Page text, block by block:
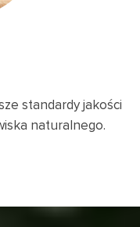
standardy jakości
naturalnego.